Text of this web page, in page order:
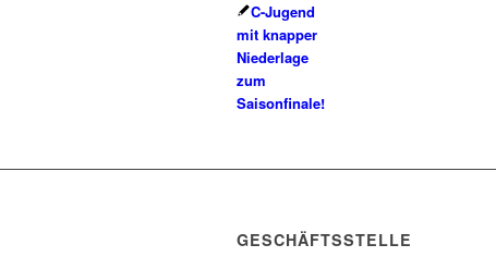
C-Jugend
mit knapper
Niederlage
zum
Saisonfinale!
GESCHÄFTSSTELLE